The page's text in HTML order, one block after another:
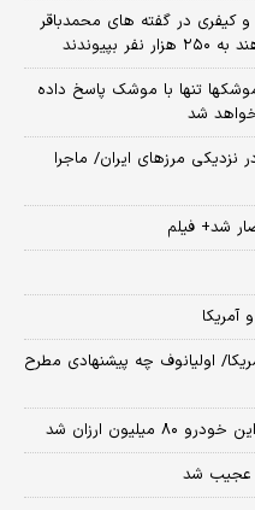
امنیتی و کیفری در گفته های محمدباقر
تنها با موشک پاسخ داده
شد
نزدیکی مرز‌های ایران/ ماجرا
شد+ فیلم
آمریکا
اولیانوف چه پیشنهادی مطرح
ارزان شد
عجیب شد